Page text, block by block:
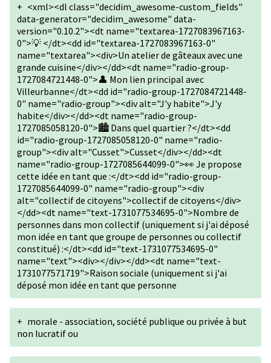
+ <xml><dl class="decidim_awesome-custom_fields"
data-generator="decidim_awesome" data-
version="0.10.2"><dt name="textarea-1727083967163-
0">💡 </dt><dd id="textarea-1727083967163-0"
name="textarea"><div>Un atelier de gâteaux avec une
grande cuisine</div></dd><dt name="radio-group-
1727084721448-0">👤 Mon lien principal avec
Villeurbanne</dt><dd id="radio-group-1727084721448-
0" name="radio-group"><div alt="J'y habite">J'y
habite</div></dd><dt name="radio-group-
1727085058120-0">🏙️ Dans quel quartier ?</dt><dd
id="radio-group-1727085058120-0" name="radio-
group"><div alt="Cusset">Cusset</div></dd><dt
name="radio-group-1727085644099-0">👀 Je propose
cette idée en tant que :</dt><dd id="radio-group-
1727085644099-0" name="radio-group"><div
alt="collectif de citoyens">collectif de citoyens</div>
</dd><dt name="text-1731077534695-0">Nombre de
personnes dans mon collectif (uniquement si j'ai déposé
mon idée en tant que groupe de personnes ou collectif
constitué) :</dt><dd id="text-1731077534695-0"
name="text"><div></div></dd><dt name="text-
1731077571719">Raison sociale (uniquement si j'ai
déposé mon idée en tant que personne
+ morale - association, société publique ou privée à but
non lucratif ou